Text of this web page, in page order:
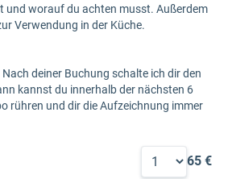
und worauf du achten musst. Außerdem
Verwendung in der Küche.
deiner Buchung schalte ich dir den
kannst du innerhalb der nächsten 6
rühren und dir die Aufzeichnung immer
65 €